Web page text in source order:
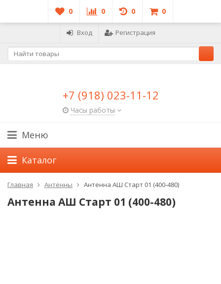
0 0 0 0
Вход Регистрация
+7 (918) 023-11-12
Часы работы
Меню
Каталог
Главная Антенны Антенна АШ Старт 01 (400-480)
Антенна АШ Старт 01 (400-480)